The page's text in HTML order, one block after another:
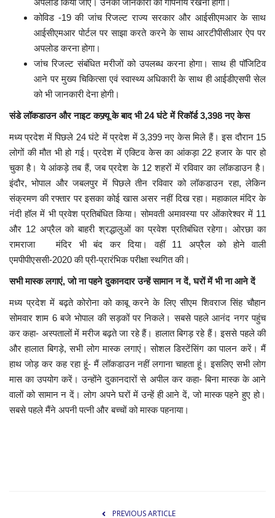
कोविड -19 की जांच रिजल्ट राज्य सरकार और आईसीएमआर के साथ
आईसीएमआर पोर्टल पर साझा करते करने के साथ आरटीपीसीआर ऐप पर
अपलोड करना होगा।
जांच रिजल्ट संबंधित मरीजों को उपलब्ध करना होगा। साथ ही पॉजिटिव
आने पर मुख्य चिकित्सा एवं स्वास्थ्य अधिकारी के साथ ही आईडीएसपी सेल
को भी जानकारी देना होगी।
संडे लॉकडाउन और नाइट कफ्र्यू के बाद भी 24 घंटे में रिकॉर्ड 3,398 नए केस
मध्य प्रदेश में पिछले 24 घंटे में प्रदेश में 3,399 नए केस मिले हैं। इस दौरान 15
लोगों की मौत भी हो गई। प्रदेश में एक्टिव केस का आंकड़ा 22 हजार के पार हो
चुका है। ये आंकड़े तब हैं, जब प्रदेश के 12 शहरों में रविवार का लॉकडाउन है।
इंदौर, भोपाल और जबलपुर में पिछले तीन रविवार को लॉकडाउन रहा, लेकिन
संक्रमण की रफ्तार पर इसका कोई खास असर नहीं दिख रहा। महाकाल मंदिर के
नंदी हॉल में भी प्रवेश प्रतिबंधित किया। सोमवती अमावस्या पर ओंकारेश्वर में 11
और 12 अप्रैल को बाहरी श्रद्धालुओं का प्रवेश प्रतिबंधित रहेगा। ओरछा का
रामराजा मंदिर भी बंद कर दिया। वहीं 11 अप्रैल को होने वाली
एमपीपीएससी-2020 की प्री-प्रारंभिक परीक्षा स्थगित की।
सभी मास्क लगाएं, जो ना पहने दुकानदार उन्हें सामान न दें, घरों में भी ना आने दें
मध्य प्रदेश में बढ़ते कोरोना को काबू करने के लिए सीएम शिवराज सिंह चौहान
सोमवार शाम 6 बजे भोपाल की सड़कों पर निकले। सबसे पहले आनंद नगर पहुंच
कर कहा- अस्पतालों में मरीज बढ़ते जा रहे हैं। हालात बिगड़ रहे हैं। इससे पहले की
और हालात बिगड़े, सभी लोग मास्क लगाएं। सोशल डिस्टेंसिंग का पालन करें। मैं
हाथ जोड़ कर कह रहा हूं- मैं लॉकडाउन नहीं लगाना चाहता हूं। इसलिए सभी लोग
मास का उपयोग करें। उन्होंने दुकानदारों से अपील कर कहा- बिना मास्क के आने
वालों को सामान न दें। लोग अपने घरों में उन्हें ही आने दें, जो मास्क पहने हुए हो।
सबसे पहले मैंने अपनी पत्नी और बच्चों को मास्क पहनाया।
PREVIOUS ARTICLE